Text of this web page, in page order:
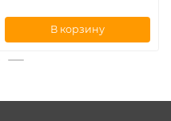
В корзину